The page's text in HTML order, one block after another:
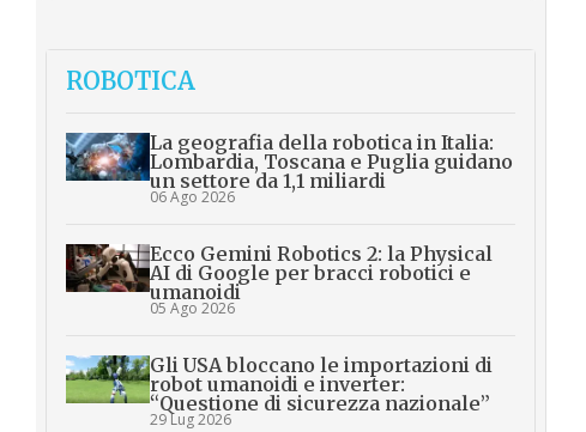
ROBOTICA
La geografia della robotica in Italia:
Lombardia, Toscana e Puglia guidano
un settore da 1,1 miliardi
06 Ago 2026
Ecco Gemini Robotics 2: la Physical
AI di Google per bracci robotici e
umanoidi
05 Ago 2026
Gli USA bloccano le importazioni di
robot umanoidi e inverter:
“Questione di sicurezza nazionale”
29 Lug 2026